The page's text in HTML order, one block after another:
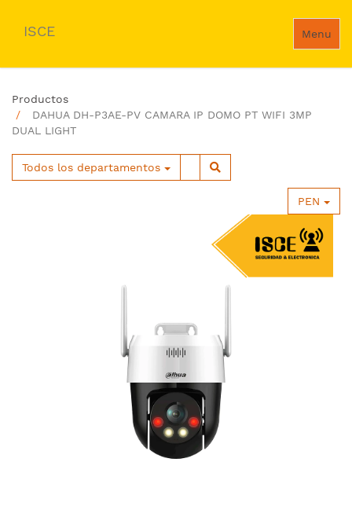
Menu
ISCE
Productos
DAHUA DH-P3AE-PV CAMARA IP DOMO PT WIFI 3MP
DUAL LIGHT
Todos los departamentos
PEN